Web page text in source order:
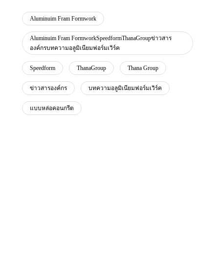
Aluminuim Fram Formwork
Aluminuim Fram FormworkSpeedformThanaGroupข่าวสาร
องค์กรบทความอลูมิเนียมฟอร์มเวิร์ค
Speedform ThanaGroup Thana Group
ข่าวสารองค์กร บทความอลูมิเนียมฟอร์มเวิร์ค
แบบหล่อคอนกรีต